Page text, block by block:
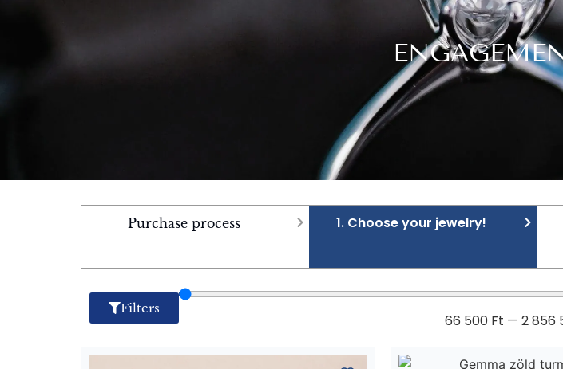
Purchase process 1. Choose your jewelry!
Filters
66 500 Ft — 2 856